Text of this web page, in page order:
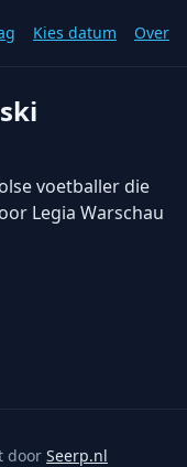
Kies datum Over
voetballer die
Legia Warschau
door Seerp.nl